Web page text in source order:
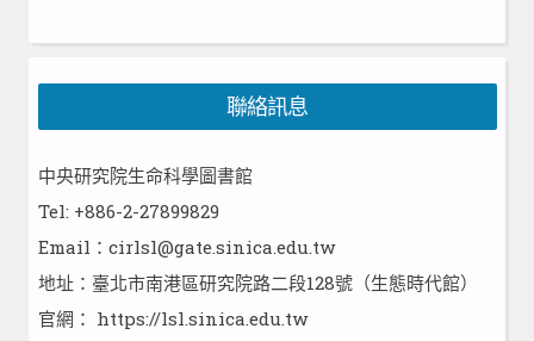
聯絡訊息
中央研究院生命科學圖書館
Tel: +886-2-27899829
Email：cirlsl@gate.sinica.edu.tw
地址：臺北市南港區研究院路二段128號（生態時代館）
官網： https://lsl.sinica.edu.tw